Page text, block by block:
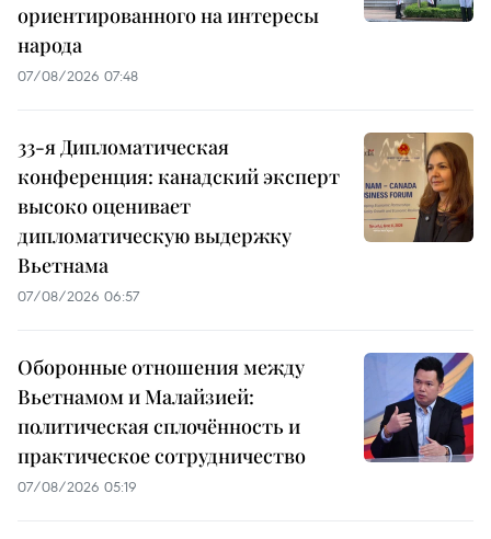
ориентированного на интересы
народа
07/08/2026 07:48
33-я Дипломатическая
конференция: канадский эксперт
высоко оценивает
дипломатическую выдержку
Вьетнама
07/08/2026 06:57
Оборонные отношения между
Вьетнамом и Малайзией:
политическая сплочённость и
практическое сотрудничество
07/08/2026 05:19